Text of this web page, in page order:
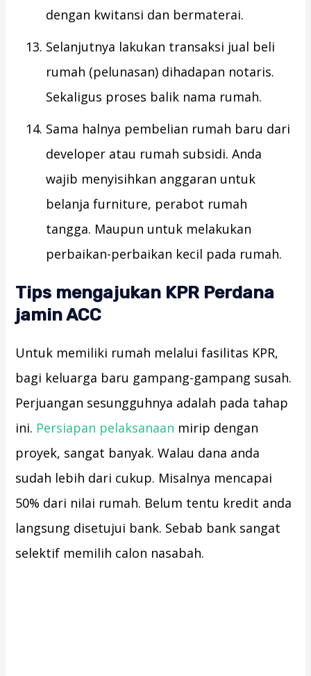
dengan kwitansi dan bermaterai.
Selanjutnya lakukan transaksi jual beli
rumah (pelunasan) dihadapan notaris.
Sekaligus proses balik nama rumah.
Sama halnya pembelian rumah baru dari
developer atau rumah subsidi. Anda
wajib menyisihkan anggaran untuk
belanja furniture, perabot rumah
tangga. Maupun untuk melakukan
perbaikan-perbaikan kecil pada rumah.
Tips mengajukan KPR Perdana
jamin ACC
Untuk memiliki rumah melalui fasilitas KPR,
bagi keluarga baru gampang-gampang susah.
Perjuangan sesungguhnya adalah pada tahap
ini. Persiapan pelaksanaan mirip dengan
proyek, sangat banyak. Walau dana anda
sudah lebih dari cukup. Misalnya mencapai
50% dari nilai rumah. Belum tentu kredit anda
langsung disetujui bank. Sebab bank sangat
selektif memilih calon nasabah.